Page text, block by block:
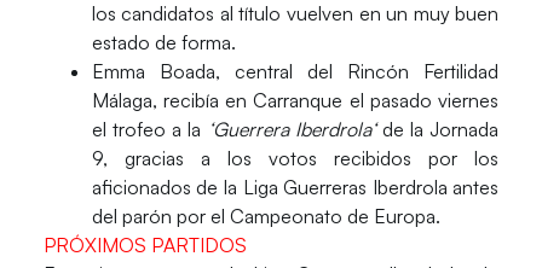
los candidatos al título vuelven en un muy buen
estado de forma.
Emma Boada, central del Rincón Fertilidad
Málaga, recibía en Carranque el pasado viernes
el trofeo a la ‘Guerrera Iberdrola‘de la Jornada
9, gracias a los votos recibidos por los
aficionados de la Liga Guerreras Iberdrola antes
del parón por el Campeonato de Europa.
PRÓXIMOS PARTIDOS